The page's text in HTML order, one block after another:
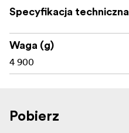
Specyfikacja techniczna
Waga (g)
4 900
Pobierz